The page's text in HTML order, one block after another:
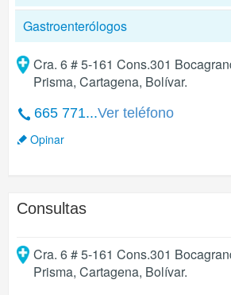
Gastroenterólogos
Cra. 6 # 5-161 Cons.301
Prisma, Cartagena, Bolívar.
665 771...Ver teléfono
Opinar
Consultas
Cra. 6 # 5-161 Cons.301
Prisma, Cartagena, Bolívar.